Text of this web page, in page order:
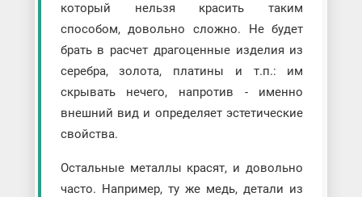
который нельзя красить таким
способом, довольно сложно. Не будет
брать в расчет драгоценные изделия из
серебра, золота, платины и т.п.: им
скрывать нечего, напротив - именно
внешний вид и определяет эстетические
свойства.
Остальные металлы красят, и довольно
часто. Например, ту же медь, детали из